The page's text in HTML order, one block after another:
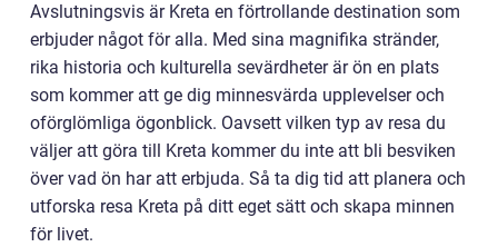
Avslutningsvis är Kreta en förtrollande destination som
erbjuder något för alla. Med sina magnifika stränder,
rika historia och kulturella sevärdheter är ön en plats
som kommer att ge dig minnesvärda upplevelser och
oförglömliga ögonblick. Oavsett vilken typ av resa du
väljer att göra till Kreta kommer du inte att bli besviken
över vad ön har att erbjuda. Så ta dig tid att planera och
utforska resa Kreta på ditt eget sätt och skapa minnen
för livet.